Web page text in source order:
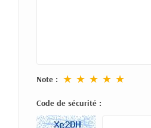
Note : ★ ★ ★ ★ ★
Code de sécurité :